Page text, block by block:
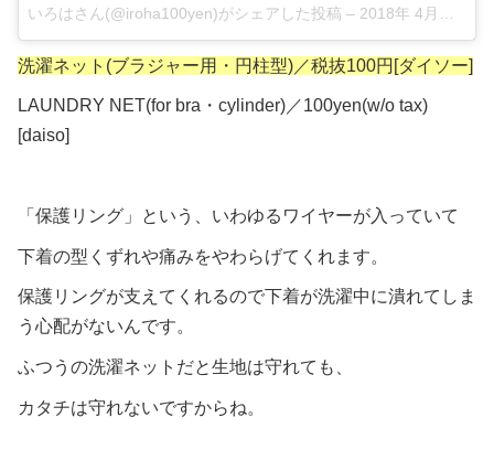
いろはさん(@iroha100yen)がシェアした投稿 – 2018年 4月月30日午前5時01分PDT
洗濯ネット(ブラジャー用・円柱型)／税抜100円[ダイソー]
LAUNDRY NET(for bra・cylinder)／100yen(w/o tax)
[daiso]
「保護リング」という、いわゆるワイヤーが入っていて
下着の型くずれや痛みをやわらげてくれます。
保護リングが支えてくれるので下着が洗濯中に潰れてしま
う心配がないんです。
ふつうの洗濯ネットだと生地は守れても、
カタチは守れないですからね。